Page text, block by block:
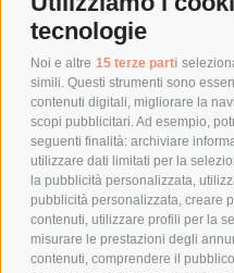
tecnologie
Noi e altre 15 terze parti
simili. Questi strumenti sono
contenuti digitali, migliorare la
scopi pubblicitari. Ad esempio,
seguenti finalità: archiviare
utilizzare dati limitati per la
la pubblicità personalizzata,
pubblicità personalizzata, creare
contenuti, utilizzare profili per la
misurare le prestazioni degli
contenuti, comprendere il
COSTI